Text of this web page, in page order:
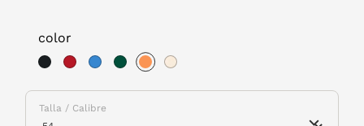
color
Talla / Calibre